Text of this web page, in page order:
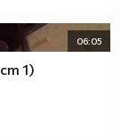
06:05
1)